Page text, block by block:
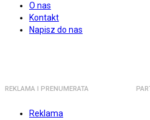
O nas
Kontakt
Napisz do nas
REKLAMA I PRENUMERATA
Reklama